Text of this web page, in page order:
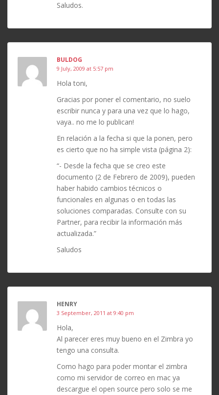
Saludos.
BULDOG
9 July, 2009 at 5:57 pm
Hola toni,
Gracias por poner el comentario, no suelo
escribir nunca y para una vez que lo hago,
vaya.. no me lo publican!
En relación a la fecha si que la ponen, pero
es cierto que no ha simple vista (página 2):
“- Desde la fecha que se creo este
documento (2 de Febrero de 2009), pueden
haber habido cambios técnicos o
funcionales en algunas o en todas las
soluciones comparadas. Consulte con su
Partner, para recibir la información más
actualizada.”
Saludos
HENRY
3 September, 2011 at 9:40 pm
Hola,
Al parecer eres muy bueno en el Zimbra yo
tengo una consulta.
Como hago para poder montar el zimbra
como mi servidor de correo en mac ya
descargue el open source pero solo se me